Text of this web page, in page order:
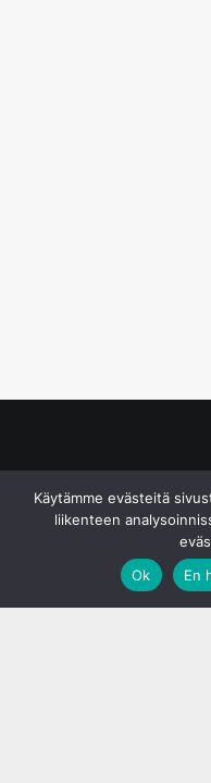
Käytämme evästeitä
liikenteen
Ok
En